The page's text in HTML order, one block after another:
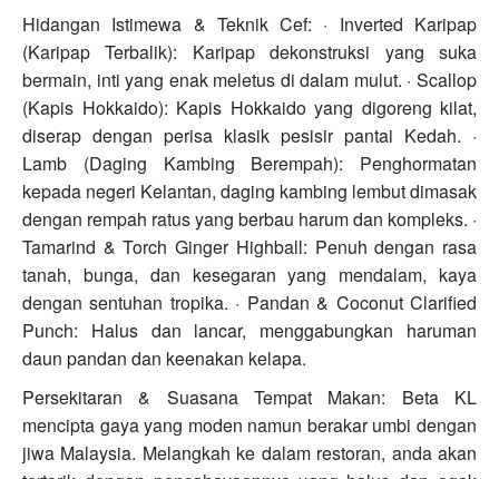
Hidangan Istimewa & Teknik Cef: · Inverted Karipap
(Karipap Terbalik): Karipap dekonstruksi yang suka
bermain, inti yang enak meletus di dalam mulut. · Scallop
(Kapis Hokkaido): Kapis Hokkaido yang digoreng kilat,
diserap dengan perisa klasik pesisir pantai Kedah. ·
Lamb (Daging Kambing Berempah): Penghormatan
kepada negeri Kelantan, daging kambing lembut dimasak
dengan rempah ratus yang berbau harum dan kompleks. ·
Tamarind & Torch Ginger Highball: Penuh dengan rasa
tanah, bunga, dan kesegaran yang mendalam, kaya
dengan sentuhan tropika. · Pandan & Coconut Clarified
Punch: Halus dan lancar, menggabungkan haruman
daun pandan dan keenakan kelapa.
Persekitaran & Suasana Tempat Makan: Beta KL
mencipta gaya yang moden namun berakar umbi dengan
jiwa Malaysia. Melangkah ke dalam restoran, anda akan